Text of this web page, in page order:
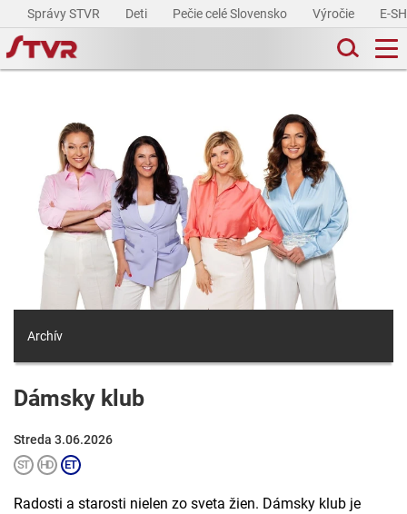
Správy STVR Deti Pečie celé Slovensko Výročie E-
Archív
Dámsky klub
Streda 3.06.2026
Radosti a starosti nielen zo sveta žien. Dámsky klub je